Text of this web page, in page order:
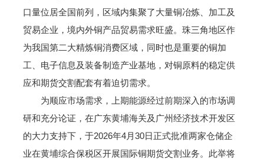
口量位居全国前列，区域内集聚了大量铜冶炼、加工及
贸易企业，境内外铜产品贸易需求旺盛。珠三角地区作
为我国第二大精炼铜消费区域，同时也是重要的铜加
工、电子信息及装备制造产业基地，对铜原料的稳定供
应和期货交割配套有着迫切需求。
为顺应市场需求，上期能源经过前期深入的市场调
研和充分论证，在广东黄埔海关及广州经济技术开发区
的大力支持下，于2026年4月30日正式批准两家仓储企
业在黄埔综合保税区开展国际铜期货交割业务。此举将